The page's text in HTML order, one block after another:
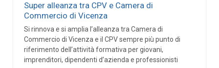
Super alleanza tra CPV e Camera di
Commercio di Vicenza
Si rinnova e si amplia l’alleanza tra Camera di
Commercio di Vicenza e il CPV sempre più punto di
riferimento dell’attività formativa per giovani,
imprenditori, dipendenti d’azienda e professionisti